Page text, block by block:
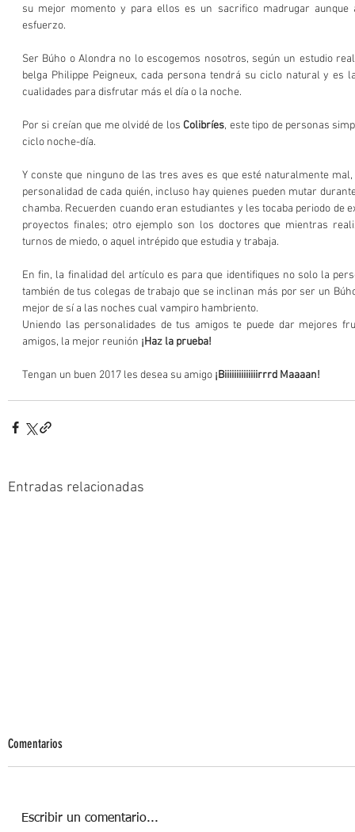
su mejor momento y para ellos es un sacrifico madrugar
esfuerzo.
Ser Búho o Alondra no lo escogemos nosotros, según un estudio
belga Philippe Peigneux, cada persona tendrá su ciclo natural y es
cualidades para disfrutar más el día o la noche.
Por si creían que me olvidé de los Colibríes, este tipo de personas
ciclo noche-día.
Y conste que ninguno de las tres aves es que esté naturalmente
personalidad de cada quién, incluso hay quienes pueden mutar
chamba. Recuerden cuando eran estudiantes y les tocaba periodo de
proyectos finales; otro ejemplo son los doctores que mientras
turnos de miedo, o aquel intrépido que estudia y trabaja.
En fin, la finalidad del artículo es para que identifiques no solo la
también de tus colegas de trabajo que se inclinan más por ser un
mejor de sí a las noches cual vampiro hambriento.
Uniendo las personalidades de tus amigos te puede dar mejores
amigos, la mejor reunión ¡Haz la prueba!
Tengan un buen 2017 les desea su amigo ¡Biiiiiiiiiiiiiirrrd Maaaan!
Entradas relacionadas
Comentarios
Escribir un comentario...